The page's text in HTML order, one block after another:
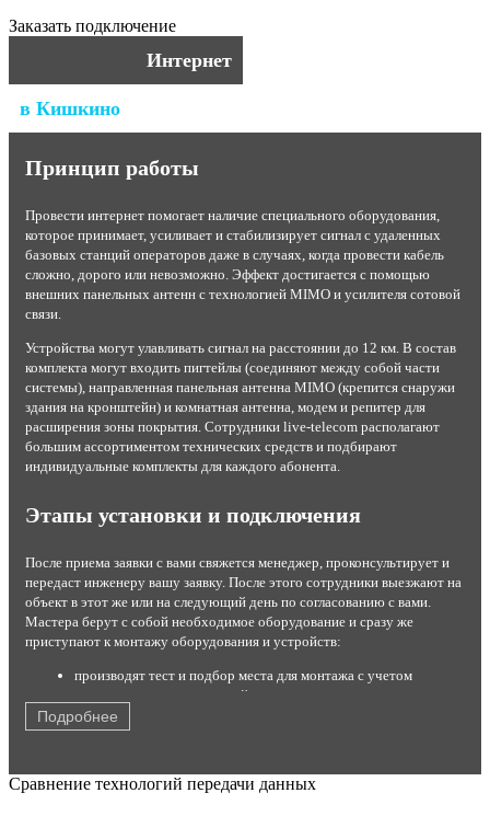
Заказать подключение
Интернет
в Кишкино
Принцип работы
Провести интернет помогает наличие специального оборудования,
которое принимает, усиливает и стабилизирует сигнал с удаленных
базовых станций операторов даже в случаях, когда провести кабель
сложно, дорого или невозможно. Эффект достигается с помощью
внешних панельных антенн с технологией MIMO и усилителя сотовой
связи.
Устройства могут улавливать сигнал на расстоянии до 12 км. В состав
комплекта могут входить пигтейлы (соединяют между собой части
системы), направленная панельная антенна MIMO (крепится снаружи
здания на кронштейн) и комнатная антенна, модем и репитер для
расширения зоны покрытия. Сотрудники live-telecom располагают
большим ассортиментом технических средств и подбирают
индивидуальные комплекты для каждого абонента.
Этапы установки и подключения
После приема заявки с вами свяжется менеджер, проконсультирует и
передаст инженеру вашу заявку. После этого сотрудники выезжают на
объект в этот же или на следующий день по согласованию с вами.
Мастера берут с собой необходимое оборудование и сразу же
приступают к монтажу оборудования и устройств:
производят тест и подбор места для монтажа с учетом
результатов теста и условий эксплуатации;
устанавливают комплект на стену или крышу;
настраивают максимальный прием сигнала от станции;
кодируют канал от постороннего вмешательства;
производят тестирование работы оборудования в
Подробнее
Сравнение технологий передачи данных